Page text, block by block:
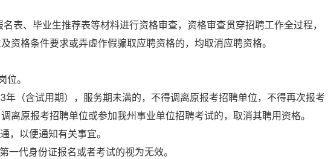
表、毕业生推荐表等材料进行资格审查，资格审查贯穿招聘工作全过程，
资格条件要求或弄虚作假骗取应聘资格的，均取消应聘资格。
。
（含试用期），服务期未满的，不得调离原报考招聘单位，不得再次报考
离原报考招聘单位或参加我州事业单位招聘考试的，取消其聘用资格。
，以便通知有关事宜。
一代身份证报名或者考试的视为无效。